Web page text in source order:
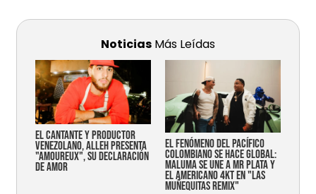
Noticias Más Leídas
EL CANTANTE Y PRODUCTOR
VENEZOLANO, ALLEH PRESENTA
"AMOUREUX", SU DECLARACIÓN
DE AMOR
EL FENÓMENO DEL PACÍFICO
COLOMBIANO SE HACE GLOBAL:
MALUMA SE UNE A MR PLATA Y
EL AMERICANO 4KT EN "LAS
MUÑEQUITAS REMIX"